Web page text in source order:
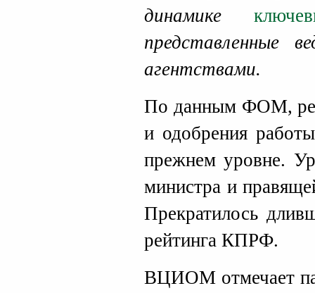
динамике
представленные
агентствами.
По данным ФОМ,
и одобрения
прежнем уровне.
министра и
Прекратилось
рейтинга КПРФ.
ВЦИОМ отмечает